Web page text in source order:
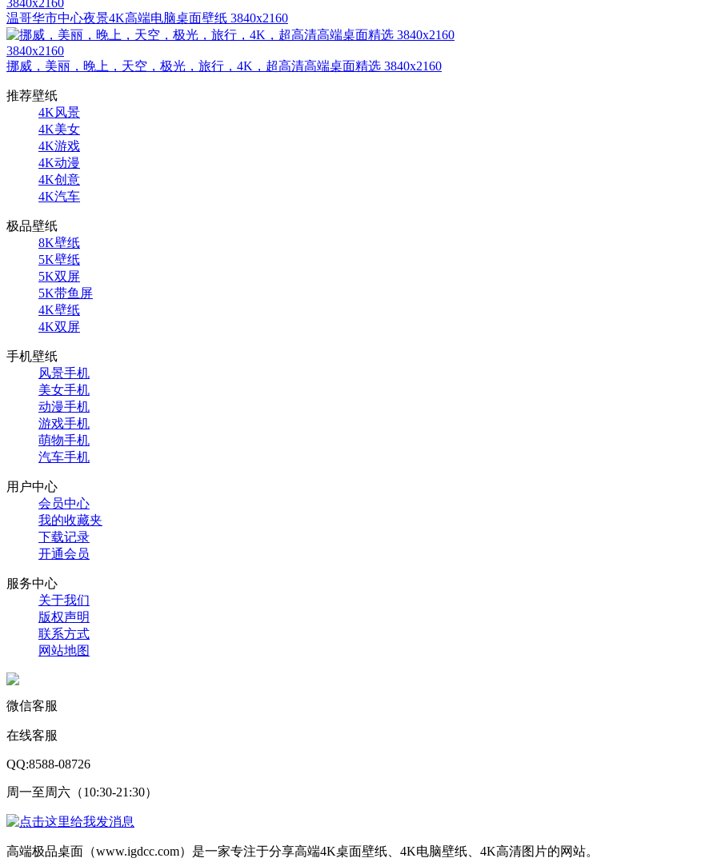
3840x2160
温哥华市中心夜景4K高端电脑桌面壁纸 3840x2160
3840x2160
挪威，美丽，晚上，天空，极光，旅行，4K，超高清高端桌面精选 3840x2160
推荐壁纸
4K风景
4K美女
4K游戏
4K动漫
4K创意
4K汽车
极品壁纸
8K壁纸
5K壁纸
5K双屏
5K带鱼屏
4K壁纸
4K双屏
手机壁纸
风景手机
美女手机
动漫手机
游戏手机
萌物手机
汽车手机
用户中心
会员中心
我的收藏夹
下载记录
开通会员
服务中心
关于我们
版权声明
联系方式
网站地图
微信客服
在线客服
QQ:8588-08726
周一至周六（10:30-21:30）
高端极品桌面（www.igdcc.com）是一家专注于分享高端4K桌面壁纸、4K电脑壁纸、4K高清图片的网站。